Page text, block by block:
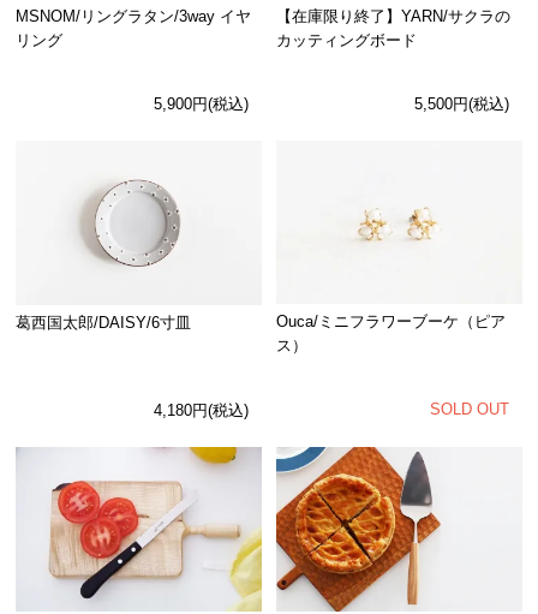
MSNOM/リングラタン/3way イヤ
リング
5,900円(税込)
【在庫限り終了】YARN/サクラの
カッティングボード
5,500円(税込)
葛西国太郎/DAISY/6寸皿
4,180円(税込)
Ouca/ミニフラワーブーケ（ピア
ス）
SOLD OUT